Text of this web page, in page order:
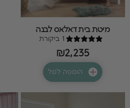
מיטת בית דאלאס לבנה
1 ביקורת
₪2,235
הוספה לסל